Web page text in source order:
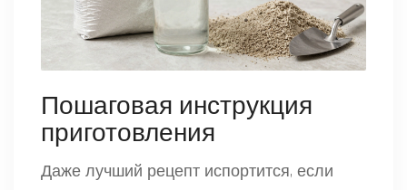
Пошаговая инструкция
приготовления
Даже лучший рецепт испортится, если